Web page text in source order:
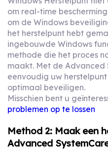
om real-time
om de Windows
het herstelpunt hebt
ingebouwde Windows
methode die het proces
maakt. Met de Advanced
eenvoudig uw
optimaal beveiligen.
Misschien bent u
problemen op te lossen
Method 2: Maak een
Advanced